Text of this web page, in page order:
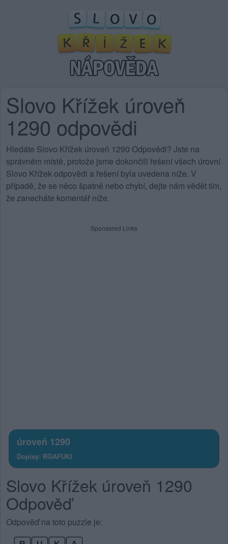
Slovo Křížek úroveň
1290 odpovědi
Hledáte Slovo Křížek úroveň 1290 Odpovědi? Jste na
správném místě, protože jsme dokončili řešení všech úrovní
Slovo Křížek odpovědi a řešení byla uvedena níže. V
případě, že se něco špatně nebo chybí, dejte nám vědět tím,
že zanecháte komentář níže.
Sponsored Links
úroveň 1290
Dopisy: RGAFUKI
Slovo Křížek úroveň 1290
Odpověď
Odpověď na toto puzzle je: